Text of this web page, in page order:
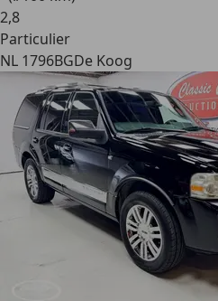
2,8
Particulier
NL 1796BGDe Koog